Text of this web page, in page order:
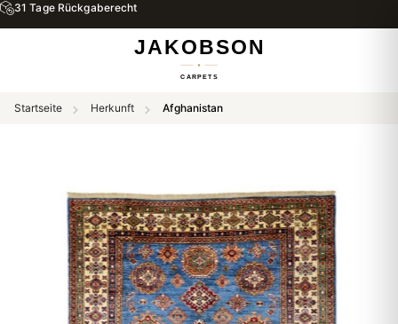
31 Tage Rückgaberecht
Startseite Herkunft Afghanistan